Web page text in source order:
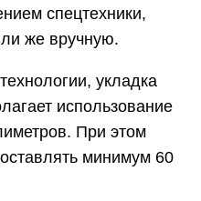
спецтехники,
же вручную.
укладка
использование
При этом
минимум 60